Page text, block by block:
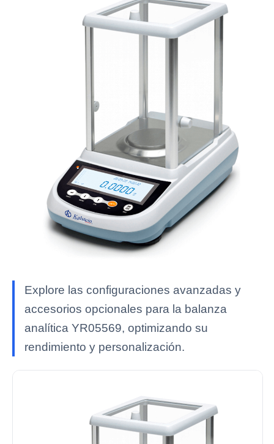
Explore las configuraciones avanzadas y
accesorios opcionales para la balanza
analítica YR05569, optimizando su
rendimiento y personalización.